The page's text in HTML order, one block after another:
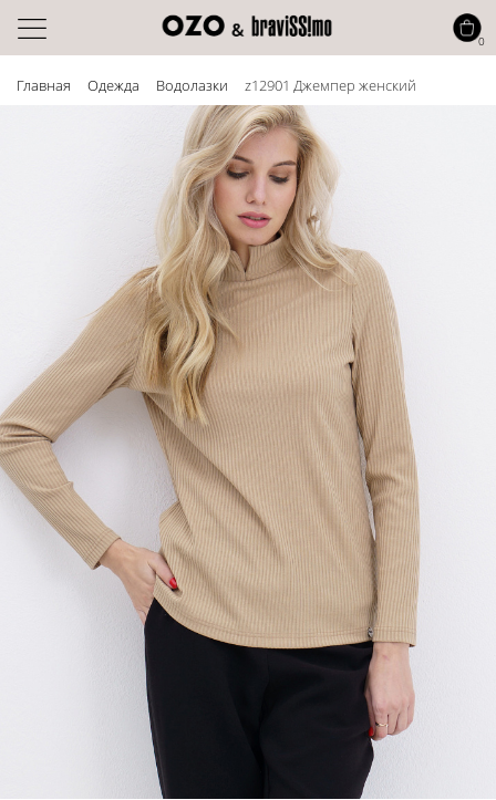
Главная Одежда Водолазки z12901 Джемпер женский
0